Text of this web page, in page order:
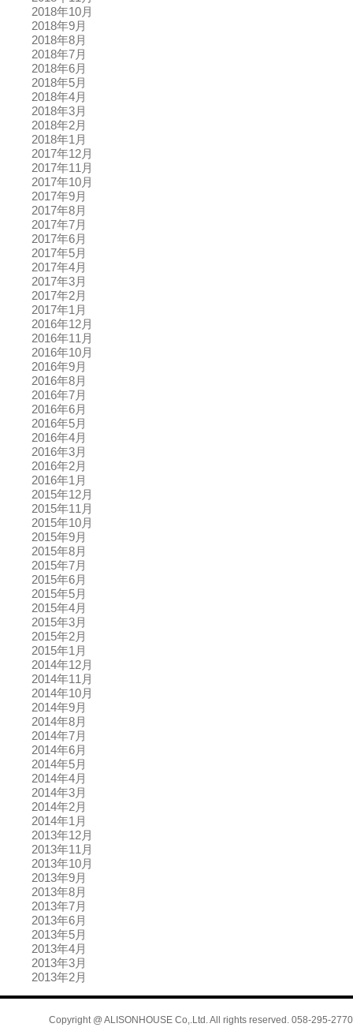
2018年10月
2018年9月
2018年8月
2018年7月
2018年6月
2018年5月
2018年4月
2018年3月
2018年2月
2018年1月
2017年12月
2017年11月
2017年10月
2017年9月
2017年8月
2017年7月
2017年6月
2017年5月
2017年4月
2017年3月
2017年2月
2017年1月
2016年12月
2016年11月
2016年10月
2016年9月
2016年8月
2016年7月
2016年6月
2016年5月
2016年4月
2016年3月
2016年2月
2016年1月
2015年12月
2015年11月
2015年10月
2015年9月
2015年8月
2015年7月
2015年6月
2015年5月
2015年4月
2015年3月
2015年2月
2015年1月
2014年12月
2014年11月
2014年10月
2014年9月
2014年8月
2014年7月
2014年6月
2014年5月
2014年4月
2014年3月
2014年2月
2014年1月
2013年12月
2013年11月
2013年10月
2013年9月
2013年8月
2013年7月
2013年6月
2013年5月
2013年4月
2013年3月
2013年2月
Copyright @ ALISONHOUSE Co,.Ltd. All rights reserved. 058-295-2770